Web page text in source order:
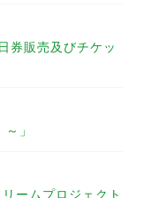
券販売及びチケッ
」
ームプロジェクト